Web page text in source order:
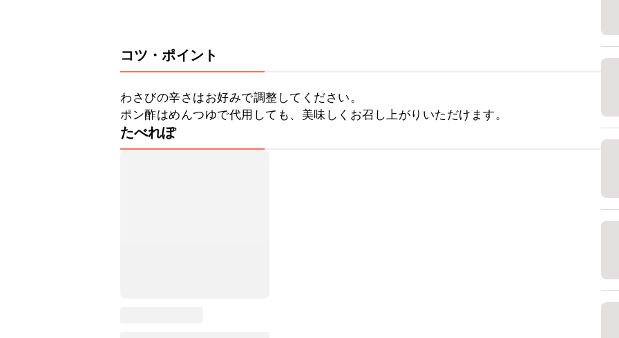
コツ・ポイント
わさびの辛さはお好みで調整してください。
ポン酢はめんつゆで代用しても、美味しくお召し上がりいただけます。
たべれぽ